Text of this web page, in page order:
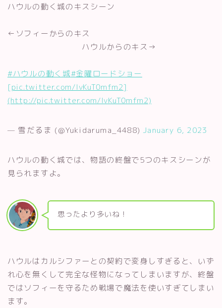
ハウルの動く城のキスシーン
←ソフィーからのキス
ハウルからのキス→
#ハウルの動く城#金曜ロードショー
[pic.twitter.com/lvKuT0mfm2]
(http://pic.twitter.com/lvKuT0mfm2)
— 雪だるま (@Yukidaruma_4488) January 6, 2023
ハウルの動く城では、物語の終盤で5つのキスシーンが
見られますよ。
思ったより多いね！
ハウルはカルシファーとの契約で変身しすぎると、いず
れ心を無くして完全な怪物になってしまいますが、終盤
ではソフィーを守るため戦場で魔法を使いすぎてしまい
ます。